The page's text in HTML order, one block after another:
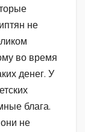
не
во время
денег. У
блага.
не